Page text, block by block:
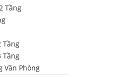
Tầng
Tầng
Tầng
Văn Phòng